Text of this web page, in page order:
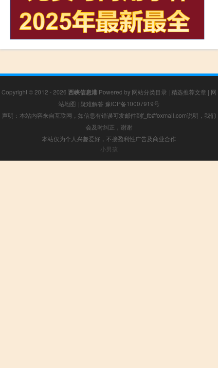
Copyright © 2012 - 2026 西峡信息港 Powered by 网站分类目录 | 精选推荐文章 | 网
站地图 | 疑难解答 豫ICP备10007919号
声明：本站内容来自互联网，如信息有错误可发邮件到f_fb#foxmail.com说明，我们
会及时纠正，谢谢
本站仅为个人兴趣爱好，不接盈利性广告及商业合作
小男孩